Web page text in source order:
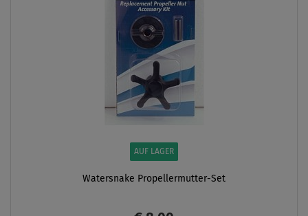
AUF LAGER
Watersnake Propellermutter-Set